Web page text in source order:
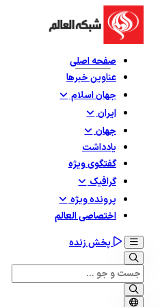
صفحه اصلی
عناوین خبرها
جهان اسلام
ایران
جهان
یادداشت
گفتگوی ویژه
گرافيک
پرونده ویژه
اختصاصی العالم
پخش زنده